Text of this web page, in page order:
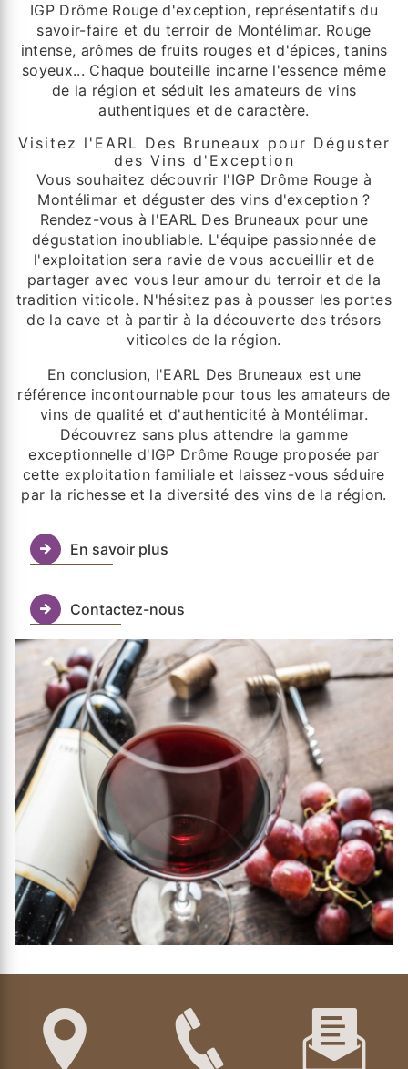
IGP Drôme Rouge d'exception, représentatifs du
savoir-faire et du terroir de Montélimar. Rouge
intense, arômes de fruits rouges et d'épices, tanins
soyeux... Chaque bouteille incarne l'essence même
de la région et séduit les amateurs de vins
authentiques et de caractère.
Visitez l'EARL Des Bruneaux pour Déguster
des Vins d'Exception
Vous souhaitez découvrir l'IGP Drôme Rouge à
Montélimar et déguster des vins d'exception ?
Rendez-vous à l'EARL Des Bruneaux pour une
dégustation inoubliable. L'équipe passionnée de
l'exploitation sera ravie de vous accueillir et de
partager avec vous leur amour du terroir et de la
tradition viticole. N'hésitez pas à pousser les portes
de la cave et à partir à la découverte des trésors
viticoles de la région.
En conclusion, l'EARL Des Bruneaux est une
référence incontournable pour tous les amateurs de
vins de qualité et d'authenticité à Montélimar.
Découvrez sans plus attendre la gamme
exceptionnelle d'IGP Drôme Rouge proposée par
cette exploitation familiale et laissez-vous séduire
par la richesse et la diversité des vins de la région.
En savoir plus
Contactez-nous